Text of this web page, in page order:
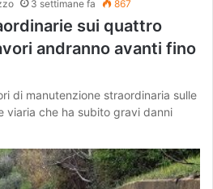
3 settimane fa 867
sui quattro
andranno avanti fino
di manutenzione straordinaria sulle
viaria che ha subito gravi danni